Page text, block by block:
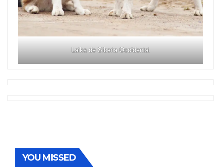
Laika de Siberia Occidental
YOU MISSED